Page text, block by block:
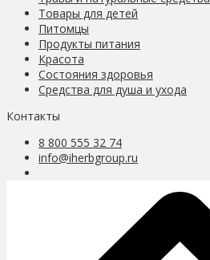
Товары для детей
Питомцы
Продукты питания
Красота
Состояния здоровья
Средства для душа и ухода
Контакты
8 800 555 32 74
info@iherbgroup.ru